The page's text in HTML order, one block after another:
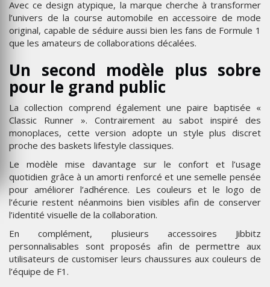
Avec ce design atypique, la marque cherche à transformer
l’univers de la course automobile en accessoire de mode
original, capable de séduire aussi bien les fans de Formule 1
que les amateurs de collaborations décalées.
Un second modèle plus sobre
pour le grand public
La collection comprend également une paire baptisée «
Classic Runner ». Contrairement au sabot inspiré des
monoplaces, cette version adopte un style plus discret
proche des baskets lifestyle classiques.
Le modèle mise davantage sur le confort et l’usage
quotidien grâce à un amorti renforcé et une semelle pensée
pour améliorer l’adhérence. Les couleurs et le logo de
l’écurie restent néanmoins bien visibles afin de conserver
l’identité visuelle de la collaboration.
En complément, plusieurs accessoires Jibbitz
personnalisables sont proposés afin de permettre aux
utilisateurs de customiser leurs chaussures aux couleurs de
l’équipe de F1.